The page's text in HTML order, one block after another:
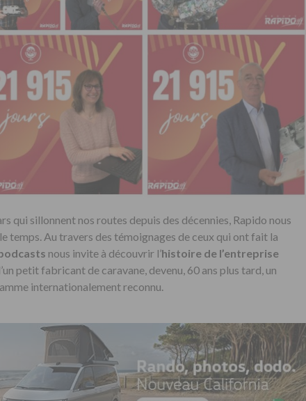
qui sillonnent nos routes depuis des décennies, Rapido nous
temps. Au travers des témoignages de ceux qui ont fait la
nous invite à découvrir l’histoire de l’entreprise
petit fabricant de caravane, devenu, 60 ans plus tard, un
internationalement reconnu.